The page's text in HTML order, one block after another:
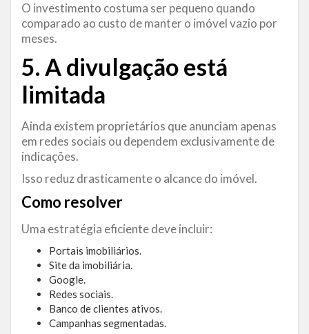
O investimento costuma ser pequeno quando
comparado ao custo de manter o imóvel vazio por
meses.
5. A divulgação está
limitada
Ainda existem proprietários que anunciam apenas
em redes sociais ou dependem exclusivamente de
indicações.
Isso reduz drasticamente o alcance do imóvel.
Como resolver
Uma estratégia eficiente deve incluir:
Portais imobiliários.
Site da imobiliária.
Google.
Redes sociais.
Banco de clientes ativos.
Campanhas segmentadas.